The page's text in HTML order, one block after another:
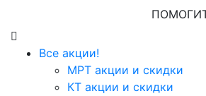
Все акции!
МРТ акции и скидки
КТ акции и скидки